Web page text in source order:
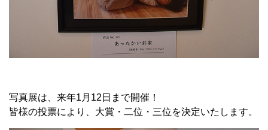
写真展は、来年1月12日まで開催！
皆様の投票により、大賞・二位・三位を決定いたします。